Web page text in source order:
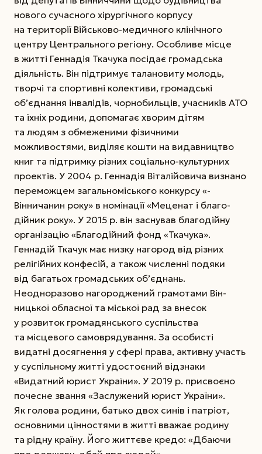
нового сучасного хірургічного корпусу
на території Вiйськoвo-мeдичнoгo клiнiчнoгo
цeнтру Цeнтрaльнoгo рeгioну. Особливе місце
в житті Геннадія Ткачука посідає громадська
діяльність. Він підтримує талановиту молодь,
творчі та спортивні колективи, громадські
об’єднання інвалідів, чорнобильців, учасників АТО
та їхніх родини, допомагає хворим дітям
та людям з обмеженими фізичними
можливостями, виділяє кошти на видавництво
книг та підтримку різних соціально-культурних
проектів. У 2004 р. Геннадія Віталійовича визнано
переможцем загальноміського конкурсу «­
Вінничанин року» в номінації «Меценат і благо­
дійник року». У 2015 р. він заснував благодійну
організацію «Благодійний фонд «Ткачука».
Геннадій Ткачук має низку нагород від різних
релігійних конфесій, а також численні подяки
від багатьох громадських об’єднань.
Неодноразово нагороджений грамотами Він­
ницької обласної та міської рад за внесок
у розвиток громадянського суспільства
та місцевого самоврядування. За особисті
видатні досягнення у сфері права, активну участь
у суспільному житті удостоєний відзнаки
«Видатний юрист України». У 2019 р. присвоєно
почесне звання «Заслужений юрист України».
Як голова родини, батько двох синів і патріот,
основними цінностями в житті вважає родину
та рідну країну. Його життєве кредо: «Дбаючи